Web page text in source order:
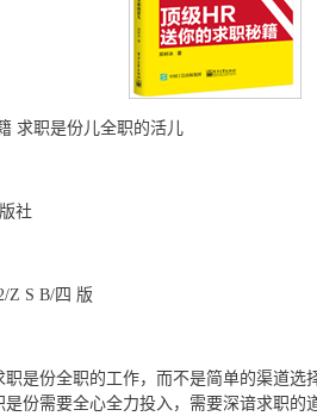
求职是份儿全职的活儿
社
Z S B/四 版
职是份全职的工作，而不是简单的渠道选
份需要全心全力投入，需要深谙求职的